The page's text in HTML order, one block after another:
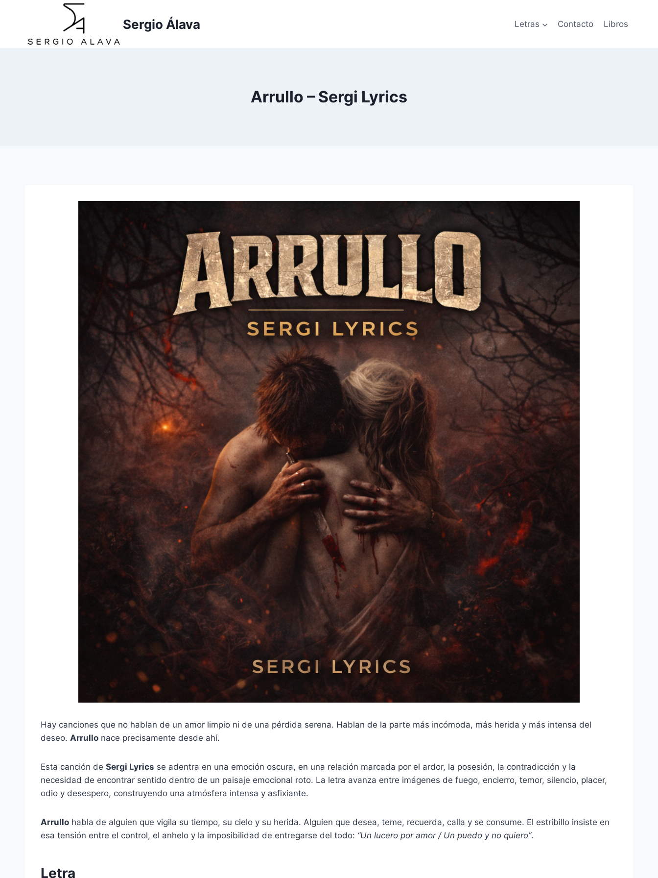
Sergio Álava Letras Contacto Libros
Arrullo – Sergi Lyrics
Hay canciones que no hablan de un amor limpio ni de una pérdida serena. Hablan de la parte más incómoda, más herida y más intensa del
deseo. Arrullo nace precisamente desde ahí.
Esta canción de Sergi Lyrics se adentra en una emoción oscura, en una relación marcada por el ardor, la posesión, la contradicción y la
necesidad de encontrar sentido dentro de un paisaje emocional roto. La letra avanza entre imágenes de fuego, encierro, temor, silencio, placer,
odio y desespero, construyendo una atmósfera intensa y asfixiante.
Arrullo habla de alguien que vigila su tiempo, su cielo y su herida. Alguien que desea, teme, recuerda, calla y se consume. El estribillo insiste en
esa tensión entre el control, el anhelo y la imposibilidad de entregarse del todo: “Un lucero por amor / Un puedo y no quiero”.
Letra